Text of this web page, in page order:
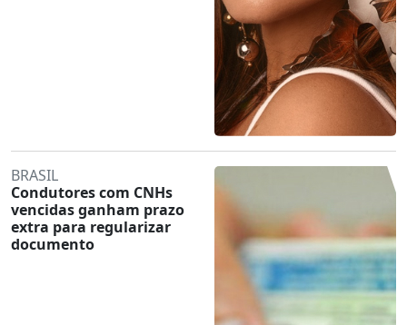
BRASIL
Condutores com CNHs
vencidas ganham prazo
extra para regularizar
documento